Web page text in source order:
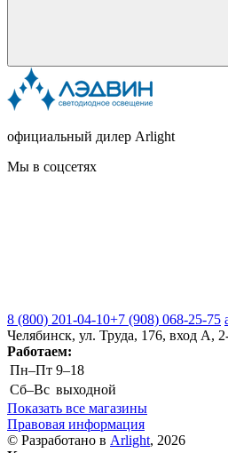
официальный дилер Arlight
Мы в соцсетях
8 (800) 201-04-10+7 (908) 068-25-75
Челябинск, ул. Труда, 176, вход А,
Работаем:
Пн–Пт 9–18
Сб–Вс выходной
Показать все магазины
Правовая информация
© Разработано в Arlight, 2026